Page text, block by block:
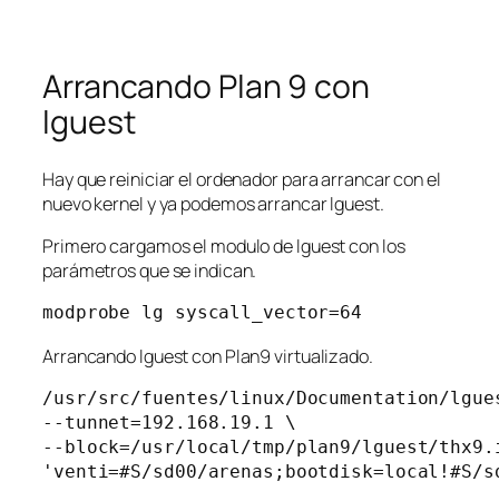
Arrancando Plan 9 con
lguest
Hay que reiniciar el ordenador para arrancar con el
nuevo kernel y ya podemos arrancar lguest.
Primero cargamos el modulo de lguest con los
parámetros que se indican.
modprobe lg syscall_vector=64
Arrancando lguest con Plan9 virtualizado.
/usr/src/fuentes/linux/Documentation/
--tunnet=192.168.19.1 \
--block=/usr/local/tmp/plan9/lguest/
'venti=#S/sd00/